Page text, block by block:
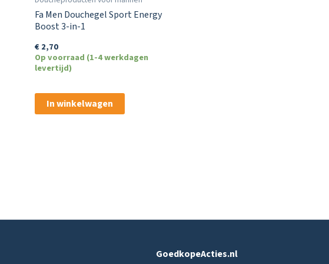
Fa Men Douchegel Sport Energy
Boost 3-in-1
€2,70
Op voorraad (1-4 werkdagen
levertijd)
In winkelwagen
GoedkopeActies.nl